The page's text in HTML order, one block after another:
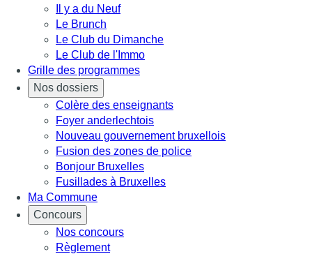
Il y a du Neuf
Le Brunch
Le Club du Dimanche
Le Club de l'Immo
Grille des programmes
Nos dossiers
Colère des enseignants
Foyer anderlechtois
Nouveau gouvernement bruxellois
Fusion des zones de police
Bonjour Bruxelles
Fusillades à Bruxelles
Ma Commune
Concours
Nos concours
Règlement